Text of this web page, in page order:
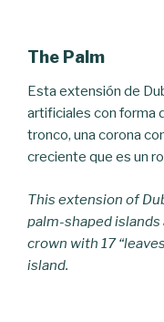
The Palm
Esta extensión de
artificiales con forma
tronco, una corona
creciente que es un
This extension of
palm-shaped islands
crown with 17
island.